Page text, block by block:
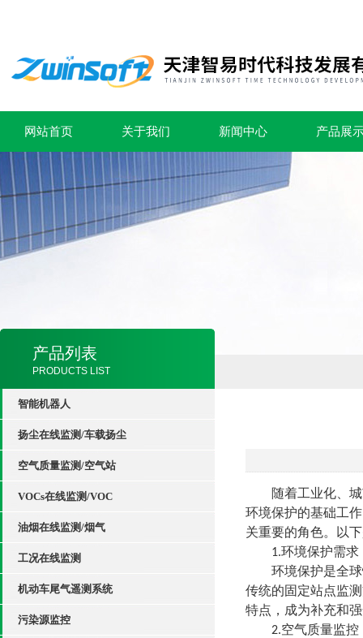
网站首页 关于我们 新闻中心 产品展
产品列表
PRODUCTS LIST
智能机器人
扬尘在线监测/车载扬尘
空气质量监测/空气站
VOCs在线监测/VOC
油烟在线监测/烟气
工况在线监测
机动车尾气遥测系统
污染源监控
随着工业化、
环境保护的基础工
关重要的角色。 以
1.环境保护需求
环境保护是全
传统的固定站点监
特点，成为补充和
2.空气质量监控